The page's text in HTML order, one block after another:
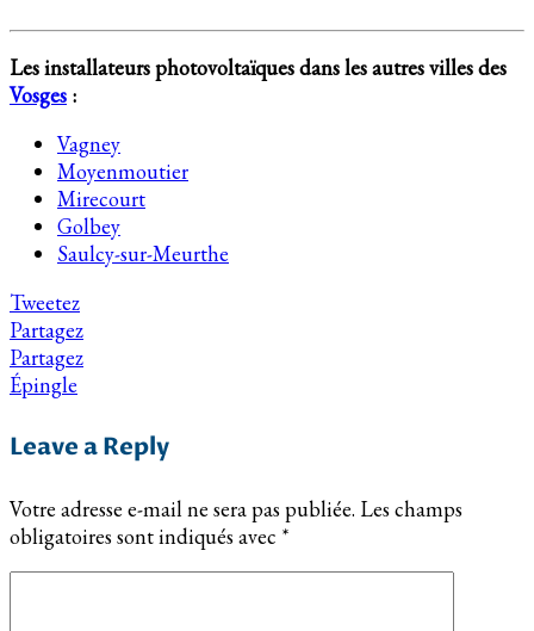
Les installateurs photovoltaïques dans les autres villes des
Vosges :
Vagney
Moyenmoutier
Mirecourt
Golbey
Saulcy-sur-Meurthe
Tweetez
Partagez
Partagez
Épingle
Leave a Reply
Votre adresse e-mail ne sera pas publiée. Les champs
obligatoires sont indiqués avec *